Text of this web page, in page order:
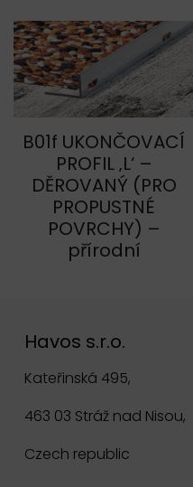
B01f UKONČOVACÍ
PROFIL ‚L‘ –
DĚROVANÝ (PRO
PROPUSTNÉ
POVRCHY) –
přírodní
Havos s.r.o.
Kateřinská 495,
463 03 Stráž nad Nisou,
Czech republic